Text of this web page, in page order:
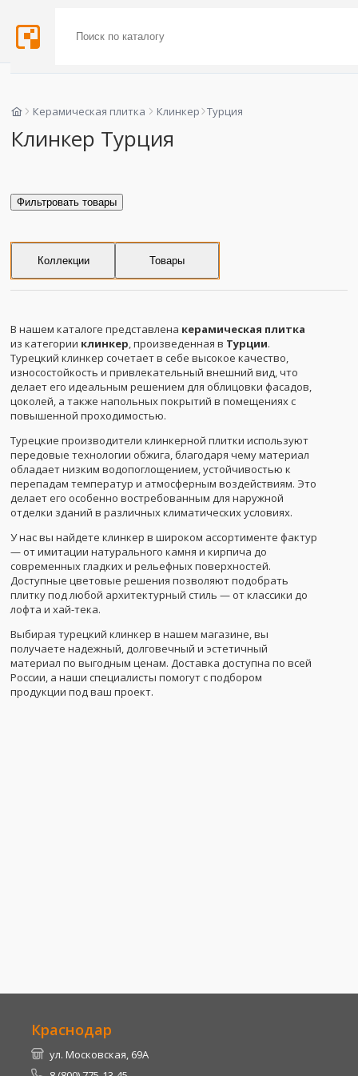
Керамическая плитка Клинкер Турция
Клинкер Турция
Фильтровать товары
Коллекции Товары
В нашем каталоге представлена керамическая плитка
из категории клинкер , произведенная в Турции.
Турецкий клинкер сочетает в себе высокое качество,
износостойкость и привлекательный внешний вид, что
делает его идеальным решением для облицовки фасадов,
цоколей, а также напольных покрытий в помещениях с
повышенной проходимостью.
Турецкие производители клинкерной плитки используют
передовые технологии обжига, благодаря чему материал
обладает низким водопоглощением, устойчивостью к
перепадам температур и атмосферным воздействиям. Это
делает его особенно востребованным для наружной
отделки зданий в различных климатических условиях.
У нас вы найдете клинкер в широком ассортименте фактур
— от имитации натурального камня и кирпича до
современных гладких и рельефных поверхностей.
Доступные цветовые решения позволяют подобрать
плитку под любой архитектурный стиль — от классики до
лофта и хай-тека.
Выбирая турецкий клинкер в нашем магазине, вы
получаете надежный, долговечный и эстетичный
материал по выгодным ценам. Доставка доступна по всей
России, а наши специалисты помогут с подбором
продукции под ваш проект.
Краснодар
ул. Московская, 69А